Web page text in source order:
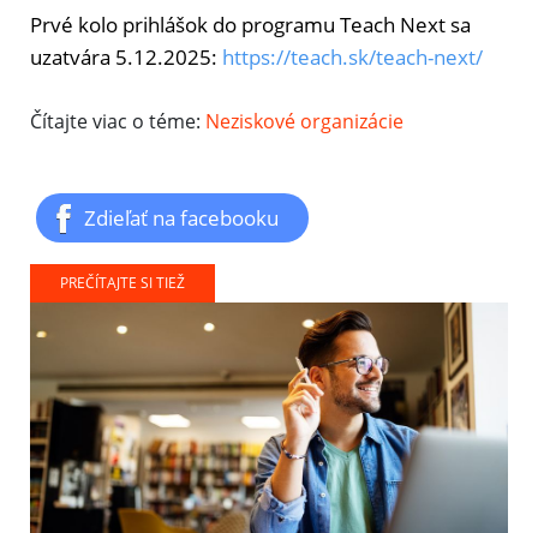
Prvé kolo prihlášok do programu Teach Next sa
uzatvára 5.12.2025: https://teach.sk/teach-next/
Čítajte viac o téme: Neziskové organizácie
Zdieľať na facebooku
PREČÍTAJTE SI TIEŽ